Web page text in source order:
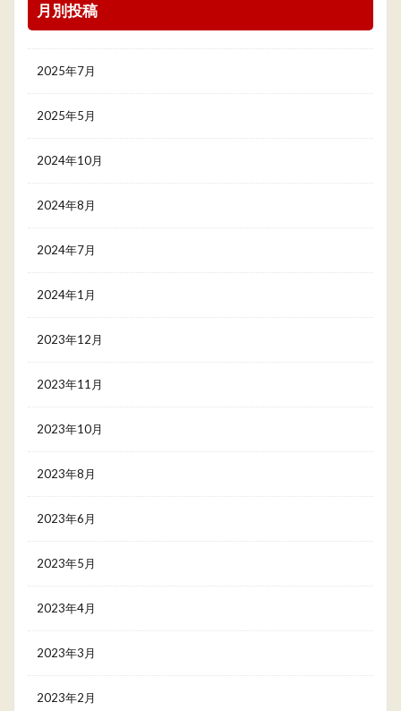
月別投稿
2025年7月
2025年5月
2024年10月
2024年8月
2024年7月
2024年1月
2023年12月
2023年11月
2023年10月
2023年8月
2023年6月
2023年5月
2023年4月
2023年3月
2023年2月